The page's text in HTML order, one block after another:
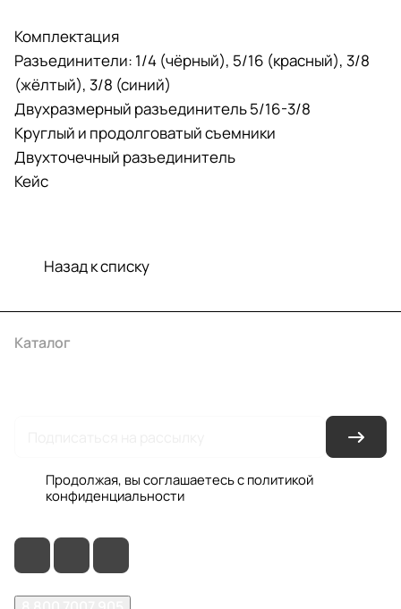
Комплектация
Разъединители: 1/4 (чёрный), 5/16 (красный), 3/8
(жёлтый), 3/8 (синий)
Двухразмерный разъединитель 5/16-3/8
Круглый и продолговатый съемники
Двухточечный разъединитель
Кейс
Назад к списку
Каталог
Продолжая, вы соглашаетесь с политикой
конфиденциальности